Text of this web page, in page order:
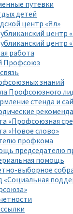
путевки
детей
центр «Ял»
центр
центр
работа
Профсоюз
знаний
Профсоюзного
стенда и
«Профсоюзная
«Новое слово»
профкома
председателю
помощь
выборное
«Социальная